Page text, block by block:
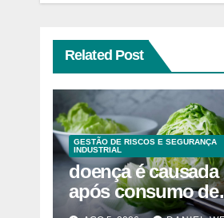
Related Post
GESTÃO DE RISCOS E SEGURANÇA
INDUSTRIAL
doença é causada
após consumo de
alface